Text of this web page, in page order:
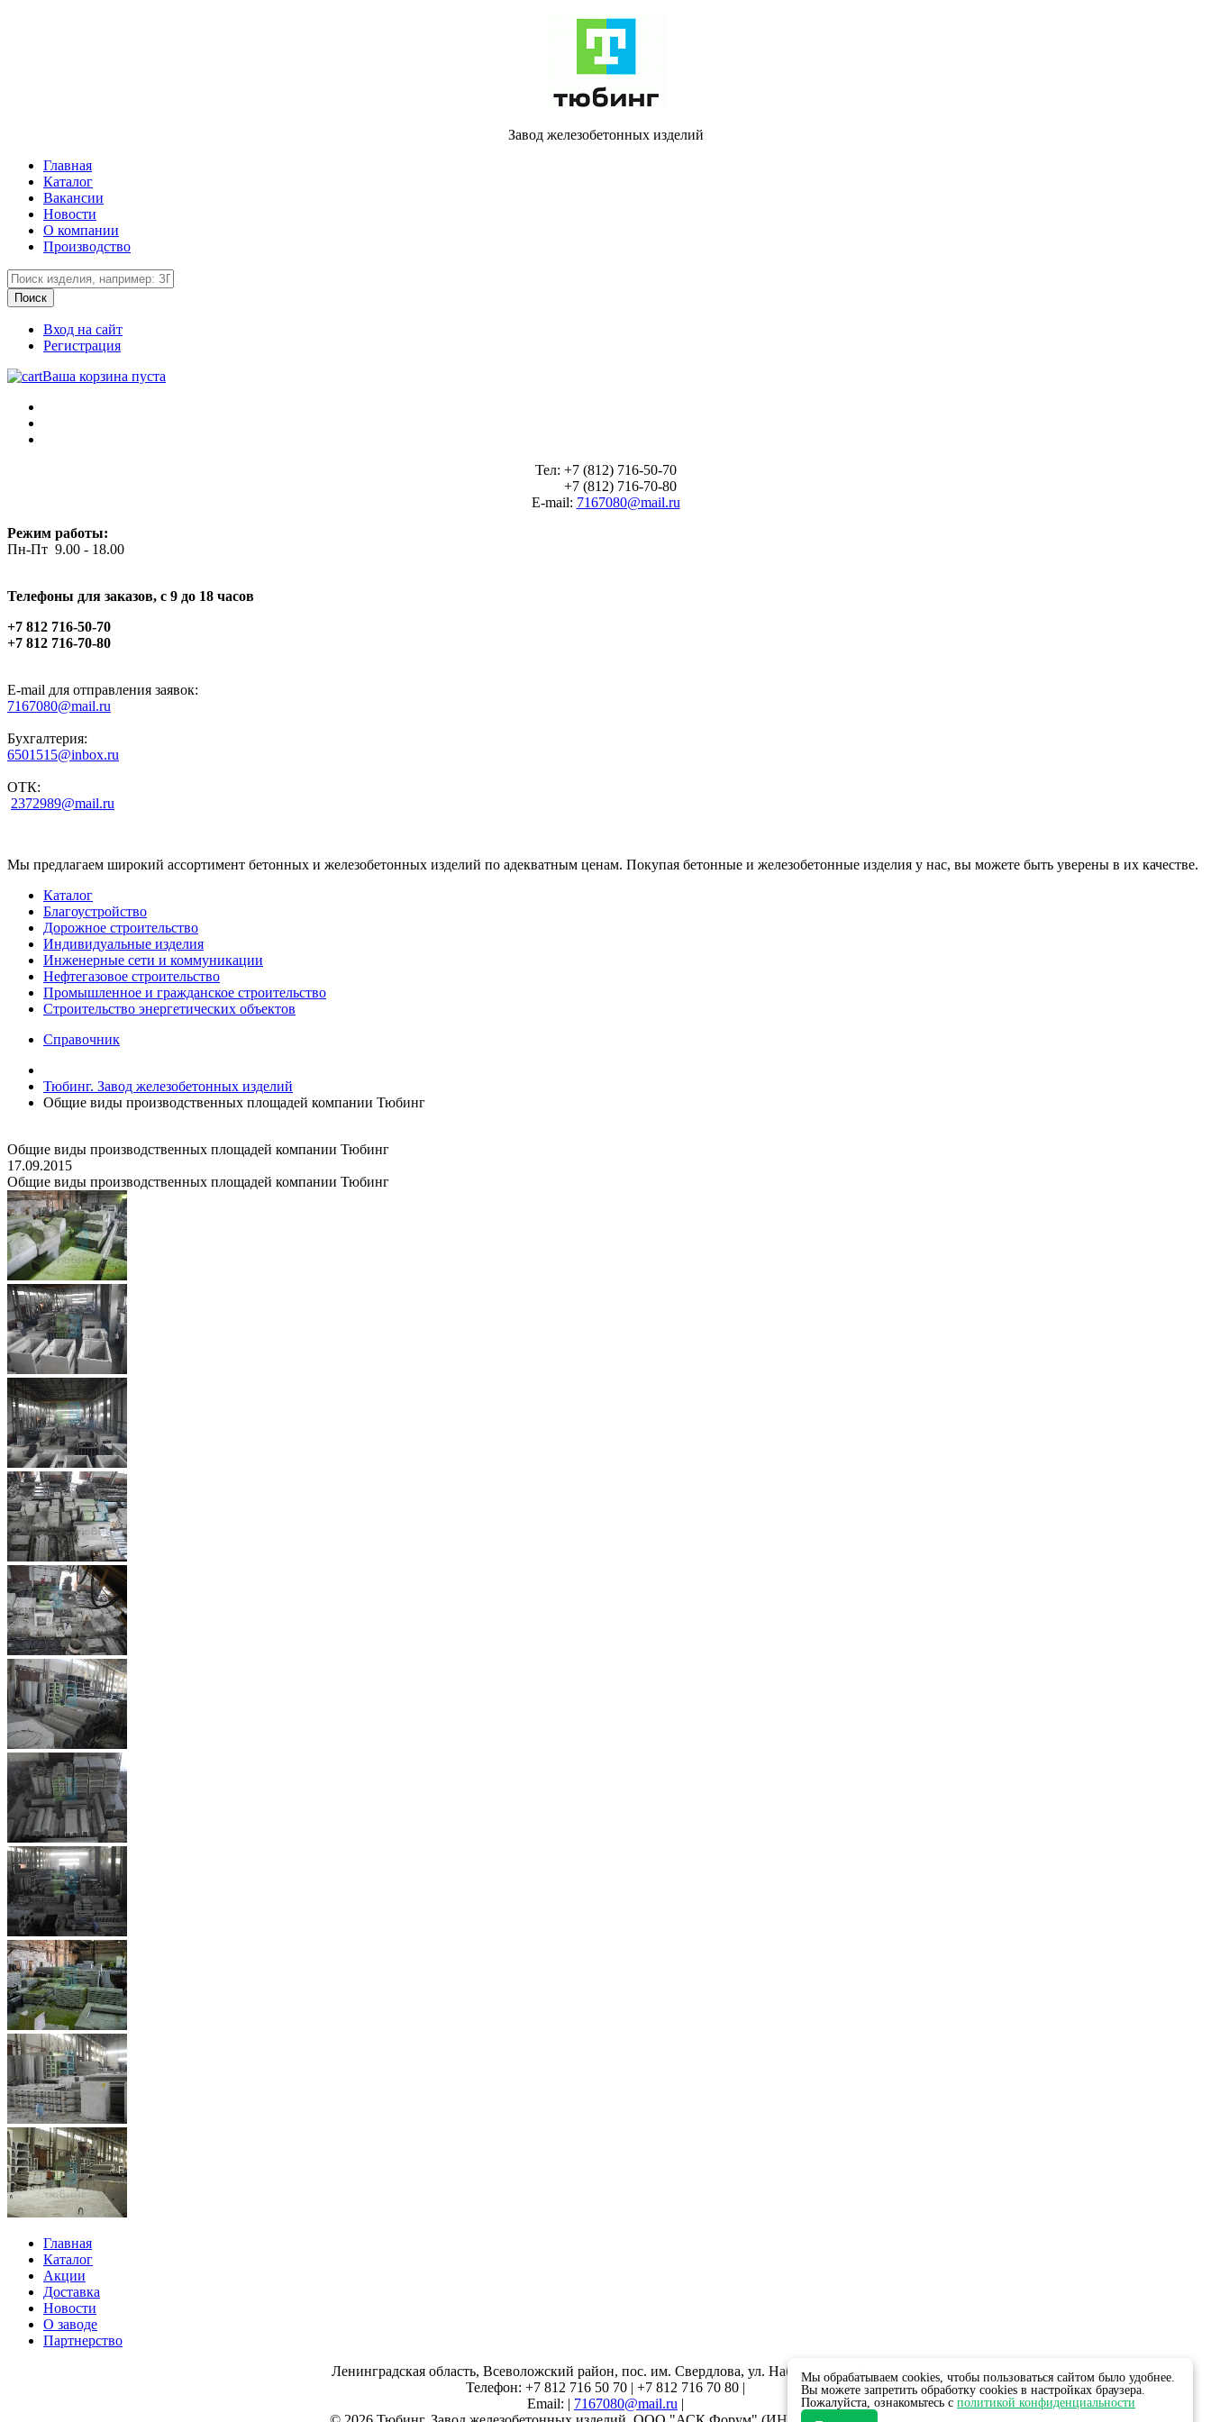
Завод железобетонных изделий
Главная
Каталог
Вакансии
Новости
О компании
Производство
Вход на сайт
Регистрация
Ваша корзина пуста
Тел: +7 (812) 716-50-70
+7 (812) 716-70-80
E-mail: 7167080@mail.ru
Режим работы:
Пн-Пт 9.00 - 18.00
Телефоны для заказов, c 9 до 18 часов
+7 812 716-50-70
+7 812 716-70-80
E-mail для отправления заявок:
7167080@mail.ru
Бухгалтерия:
6501515@inbox.ru
ОТК:
2372989@mail.ru
Мы предлагаем широкий ассортимент бетонных и железобетонных изделий по адекватным ценам. Покупая бетонные и железобетонные изделия у нас, вы можете быть уверены в их качестве.
Каталог
Благоустройство
Дорожное строительство
Индивидуальные изделия
Инженерные сети и коммуникации
Нефтегазовое строительство
Промышленное и гражданское строительство
Строительство энергетических объектов
Справочник
Тюбинг. Завод железобетонных изделий
Общие виды производственных площадей компании Тюбинг
Общие виды производственных площадей компании Тюбинг
17.09.2015
Общие виды производственных площадей компании Тюбинг
Главная
Каталог
Акции
Доставка
Новости
О заводе
Партнерство
Ленинградская область, Всеволожский район, пос. им. Свердлова, ул. Набережная, 10А.
Телефон: +7 812 716 50 70 | +7 812 716 70 80 |
Email: | 7167080@mail.ru |
Мы обрабатываем cookies, чтобы пользоваться сайтом было удобнее.
Вы можете запретить обработку cookies в настройках браузера.
Пожалуйста, ознакомьтесь с политикой конфиденциальности